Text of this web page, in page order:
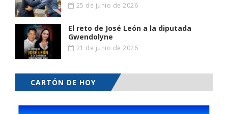
25 de junio de 2026
El reto de José León a la diputada
Gwendolyne
21 de junio de 2026
CARTÓN DE HOY